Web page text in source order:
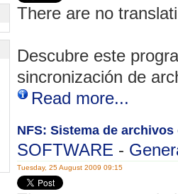
There are no
Descubre este
sincronización de
Read more...
NFS: Sistema de archivos
SOFTWARE -
Tuesday, 25 August 2009 09:15